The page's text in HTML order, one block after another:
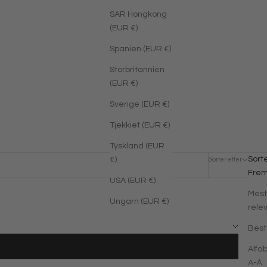
SAR Hongkong
(EUR €)
Spanien (EUR €)
Storbritannien
(EUR €)
Sverige (EUR €)
Tjekkiet (EUR €)
Tyskland (EUR
€)
USA (EUR €)
Ungarn (EUR €)
Filtrer
Sorter efter
Mest
A-Å